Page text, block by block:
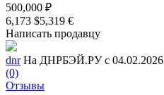
500,000 ₽
6,173 $5,319 €
Написать продавцу
dnr На ДНРБЭЙ.РУ с 04.02.2026
(0)
Отзывы